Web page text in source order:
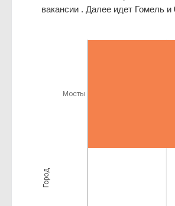
вакансии . Далее идет Гомель и
Мосты
Город